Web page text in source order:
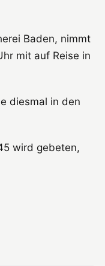
Baden, nimmt
mit auf Reise in
diesmal in den
wird gebeten,